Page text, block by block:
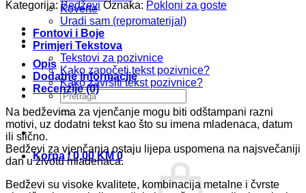
Koverte
Uradi sam (repromaterijal)
Fontovi i Boje
Primjeri Tekstova
Tekstovi za pozivnice
Kako započeti tekst pozivnice?
Kako završiti tekst pozivnice?
Pretraži:
Korpa /0,00KM 0
Kategorija:Bedževi Oznaka: Pokloni za goste
Opis
Dodatne informacije
Recenzije (0)
Na bedževima za vjenčanje mogu biti odštampani razni
motivi, uz dodatni tekst kao što su imena mladenaca, datum
ili slično.
Bedževi za vjenčanja ostaju lijepa uspomena na najsvečaniji
dan u životu mladenaca.
Bedževi su visoke kvalitete, kombinacija metalne i čvrste